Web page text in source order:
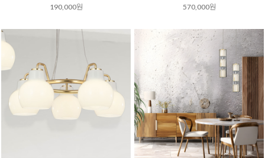
190,000원 570,000원